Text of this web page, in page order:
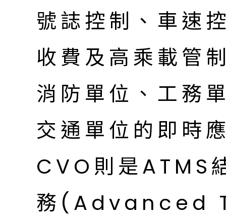
號誌控制、車速
收費及高乘載管
消防單位、工務
交通單位的即時
CVO則是ATMS
務(Advanced